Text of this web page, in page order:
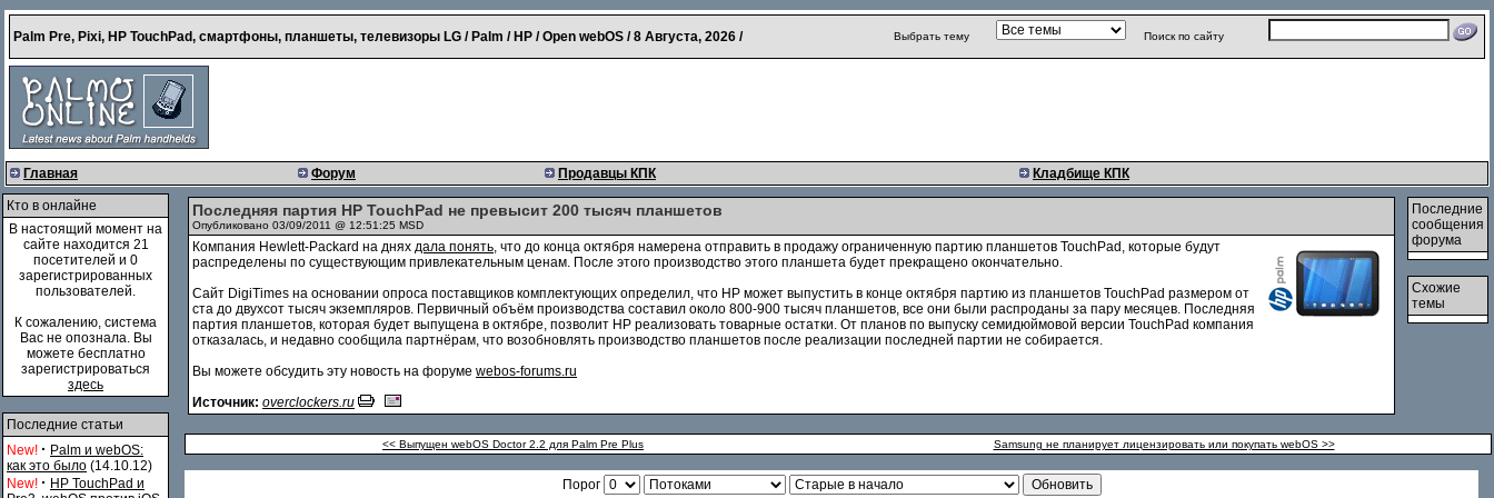
Palm Pre, Pixi, HP TouchPad, смартфоны, планшеты, телевизоры LG / Palm / HP / Open webOS /8 Августа, 2026 / Выбрать тему Поиск по сайту
Главная Форум Продавцы КПК Кладбище КПК
Кто в онлайне
В настоящий момент на
сайте находится 21
посетителей и 0
зарегистрированных
пользователей.
К сожалению, система
Вас не опознала. Вы
можете бесплатно
зарегистрироваться
здесь
Последние статьи
New! · Palm и webOS:
как это было (14.10.12)
New! · HP TouchPad и
Последняя партия HP TouchPad не превысит 200 тысяч планшетов
Опубликовано 03/09/2011 @ 12:51:25 MSD
Компания Hewlett-Packard на днях дала понять, что до конца октября намерена отправить в продажу ограниченную партию планшетов TouchPad, которые будут
распределены по существующим привлекательным ценам. После этого производство этого планшета будет прекращено окончательно.
Сайт DigiTimes на основании опроса поставщиков комплектующих определил, что HP может выпустить в конце октября партию из планшетов TouchPad размером от
ста до двухсот тысяч экземпляров. Первичный объём производства составил около 800-900 тысяч планшетов, все они были распроданы за пару месяцев. Последняя
партия планшетов, которая будет выпущена в октябре, позволит HP реализовать товарные остатки. От планов по выпуску семидюймовой версии TouchPad компания
отказалась, и недавно сообщила партнёрам, что возобновлять производство планшетов после реализации последней партии не собирается.
Вы можете обсудить эту новость на форуме webos-forums.ru
Источник: overclockers.ru
Последние
сообщения
форума
Схожие
темы
<< Выпущен webOS Doctor 2.2 для Palm Pre Plus Samsung не планирует лицензировать или покупать webOS >>
Порог